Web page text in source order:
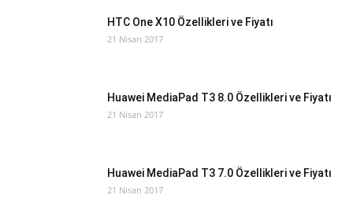
HTC One X10 Özellikleri ve Fiyatı
21 Nisan 2017
Huawei MediaPad T3 8.0 Özellikleri ve Fiyatı
21 Nisan 2017
Huawei MediaPad T3 7.0 Özellikleri ve Fiyatı
21 Nisan 2017